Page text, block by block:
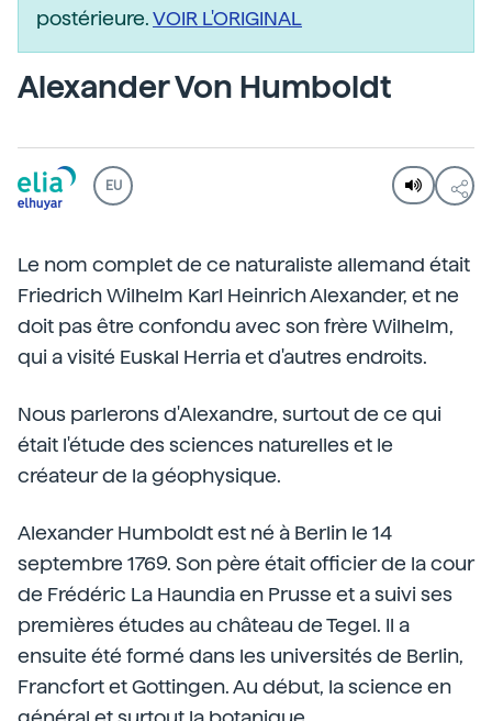
postérieure.VOIR L'ORIGINAL
Alexander Von Humboldt
EU
Le nom complet de ce naturaliste allemand était
Friedrich Wilhelm Karl Heinrich Alexander, et ne
doit pas être confondu avec son frère Wilhelm,
qui a visité Euskal Herria et d'autres endroits.
Nous parlerons d'Alexandre, surtout de ce qui
était l'étude des sciences naturelles et le
créateur de la géophysique.
Alexander Humboldt est né à Berlin le 14
septembre 1769. Son père était officier de la cour
de Frédéric La Haundia en Prusse et a suivi ses
premières études au château de Tegel. Il a
ensuite été formé dans les universités de Berlin,
Francfort et Gottingen. Au début, la science en